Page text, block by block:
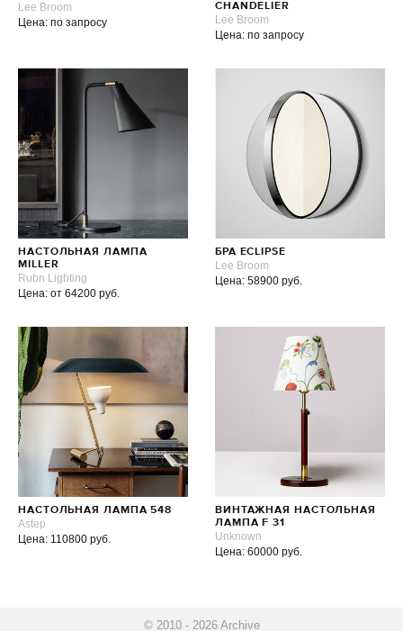
Lee Broom
Цена: по запросу
CHANDELIER
Lee Broom
Цена: по запросу
НАСТОЛЬНАЯ ЛАМПА
MILLER
Rubn Lighting
Цена: от 64200 руб.
БРА ECLIPSE
Lee Broom
Цена: 58900 руб.
НАСТОЛЬНАЯ ЛАМПА 548
Astep
Цена: 110800 руб.
ВИНТАЖНАЯ НАСТОЛЬНАЯ
ЛАМПА F 31
Unknown
Цена: 60000 руб.
© 2010 - 2026 Archive